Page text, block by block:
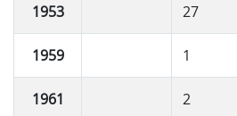
1953 27
1959 1
1961 2